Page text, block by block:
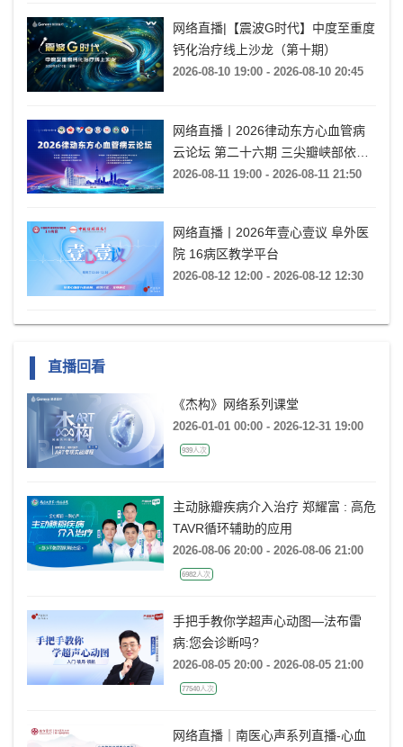
网络直播|【震波G时代】中度至重度
钙化治疗线上沙龙（第十期）
2026-08-10 19:00 - 2026-08-10 20:45
网络直播丨2026律动东方心血管病
云论坛 第二十六期 三尖瓣峡部依赖
房扑的心电特征与导管消融
2026-08-11 19:00 - 2026-08-11 21:50
网络直播丨2026年壹心壹议 阜外医
院 16病区教学平台
2026-08-12 12:00 - 2026-08-12 12:30
直播回看
《杰构》网络系列课堂
2026-01-01 00:00 - 2026-12-31 19:00
939人次
主动脉瓣疾病介入治疗 郑耀富 : 高危
TAVR循环辅助的应用
2026-08-06 20:00 - 2026-08-06 21:00
6982人次
手把手教你学超声心动图—法布雷
病:您会诊断吗?
2026-08-05 20:00 - 2026-08-05 21:00
77540人次
网络直播｜南医心声系列直播-心血